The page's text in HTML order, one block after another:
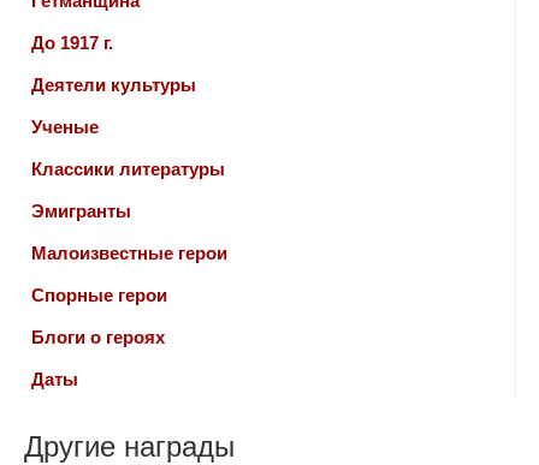
До 1917 г.
Деятели культуры
Ученые
Классики литературы
Эмигранты
Малоизвестные герои
Спорные герои
Блоги о героях
Даты
Другие награды